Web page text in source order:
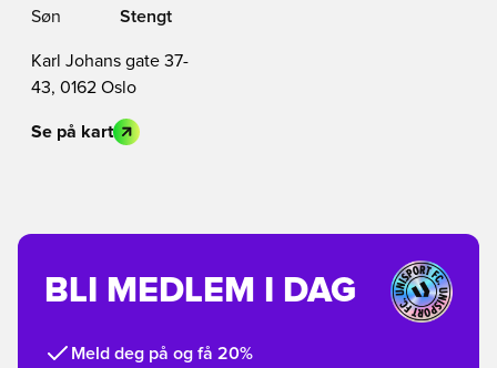
Søn
Stengt
Karl Johans gate 37-
43, 0162 Oslo
Se på kart
BLI MEDLEM I DAG
Meld deg på og få 20%